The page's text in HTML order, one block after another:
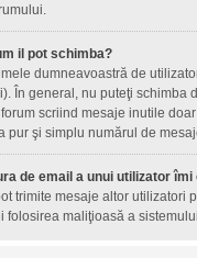
il pot schimba?
dumneavoastră de
În general, nu puteţi
scriind mesaje inutile
pur şi simplu numărul de
de email a unui utilizator
trimite mesaje altor utilizatori
folosirea maliţioasă a